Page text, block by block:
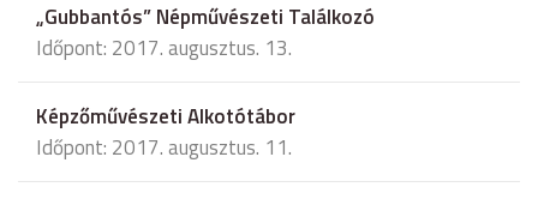
„Gubbantós” Népművészeti Találkozó
Időpont: 2017. augusztus. 13.
Képzőművészeti Alkotótábor
Időpont: 2017. augusztus. 11.